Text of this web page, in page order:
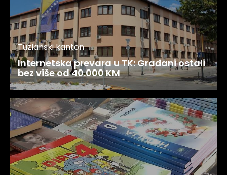
Tuzlanski kanton
Internetska prevara u TK: Građani ostali
bez više od 40.000 KM